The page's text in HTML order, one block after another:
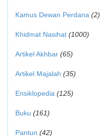
Kamus Dewan Perdana (2)
Khidmat Nasihat (1000)
Artikel Akhbar (65)
Artikel Majalah (35)
Ensiklopedia (125)
Buku (161)
Pantun (42)